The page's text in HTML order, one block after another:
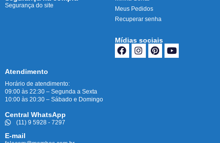
Segurança do site
Meus Pedidos
Recuperar senha
Mídias sociais
Atendimento
Horário de atendimento:
09:00 às 22:30 – Segunda a Sexta
10:00 às 20:30 – Sábado e Domingo
Central WhatsApp
(11) 9 5928 - 7297
E-mail